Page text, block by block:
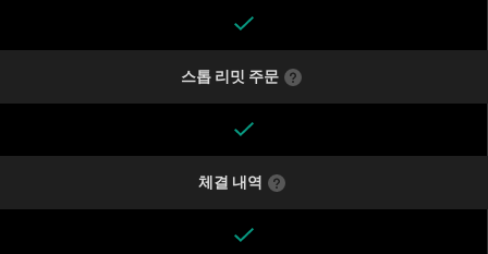
스톱 리밋 주문
체결 내역